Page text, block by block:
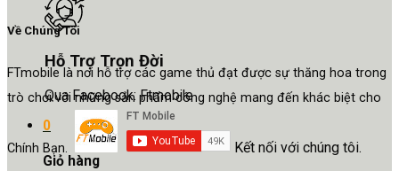
Hỗ Trợ Trọn Đời
Qua Facebook: Ftmobile
0
Giỏ hàng
Về Chúng Tôi
FTmobile là nơi hỗ trợ các game thủ đạt được sự thăng hoa trong
trò chơi với những sản phẩm công nghệ mang đến khác biệt cho
Chính Bạn. Kết nối với chúng tôi.